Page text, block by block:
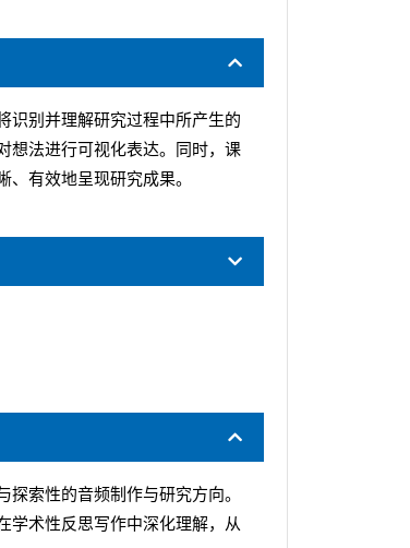
识别并理解研究过程中所产生的
想法进行可视化表达。同时，课
有效地呈现研究成果。
索性的音频制作与研究方向。
学术性反思写作中深化理解，从